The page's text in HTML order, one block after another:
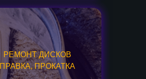
РЕМОНТ ДИСКОВ
ПРАВКА, ПРОКАТКА